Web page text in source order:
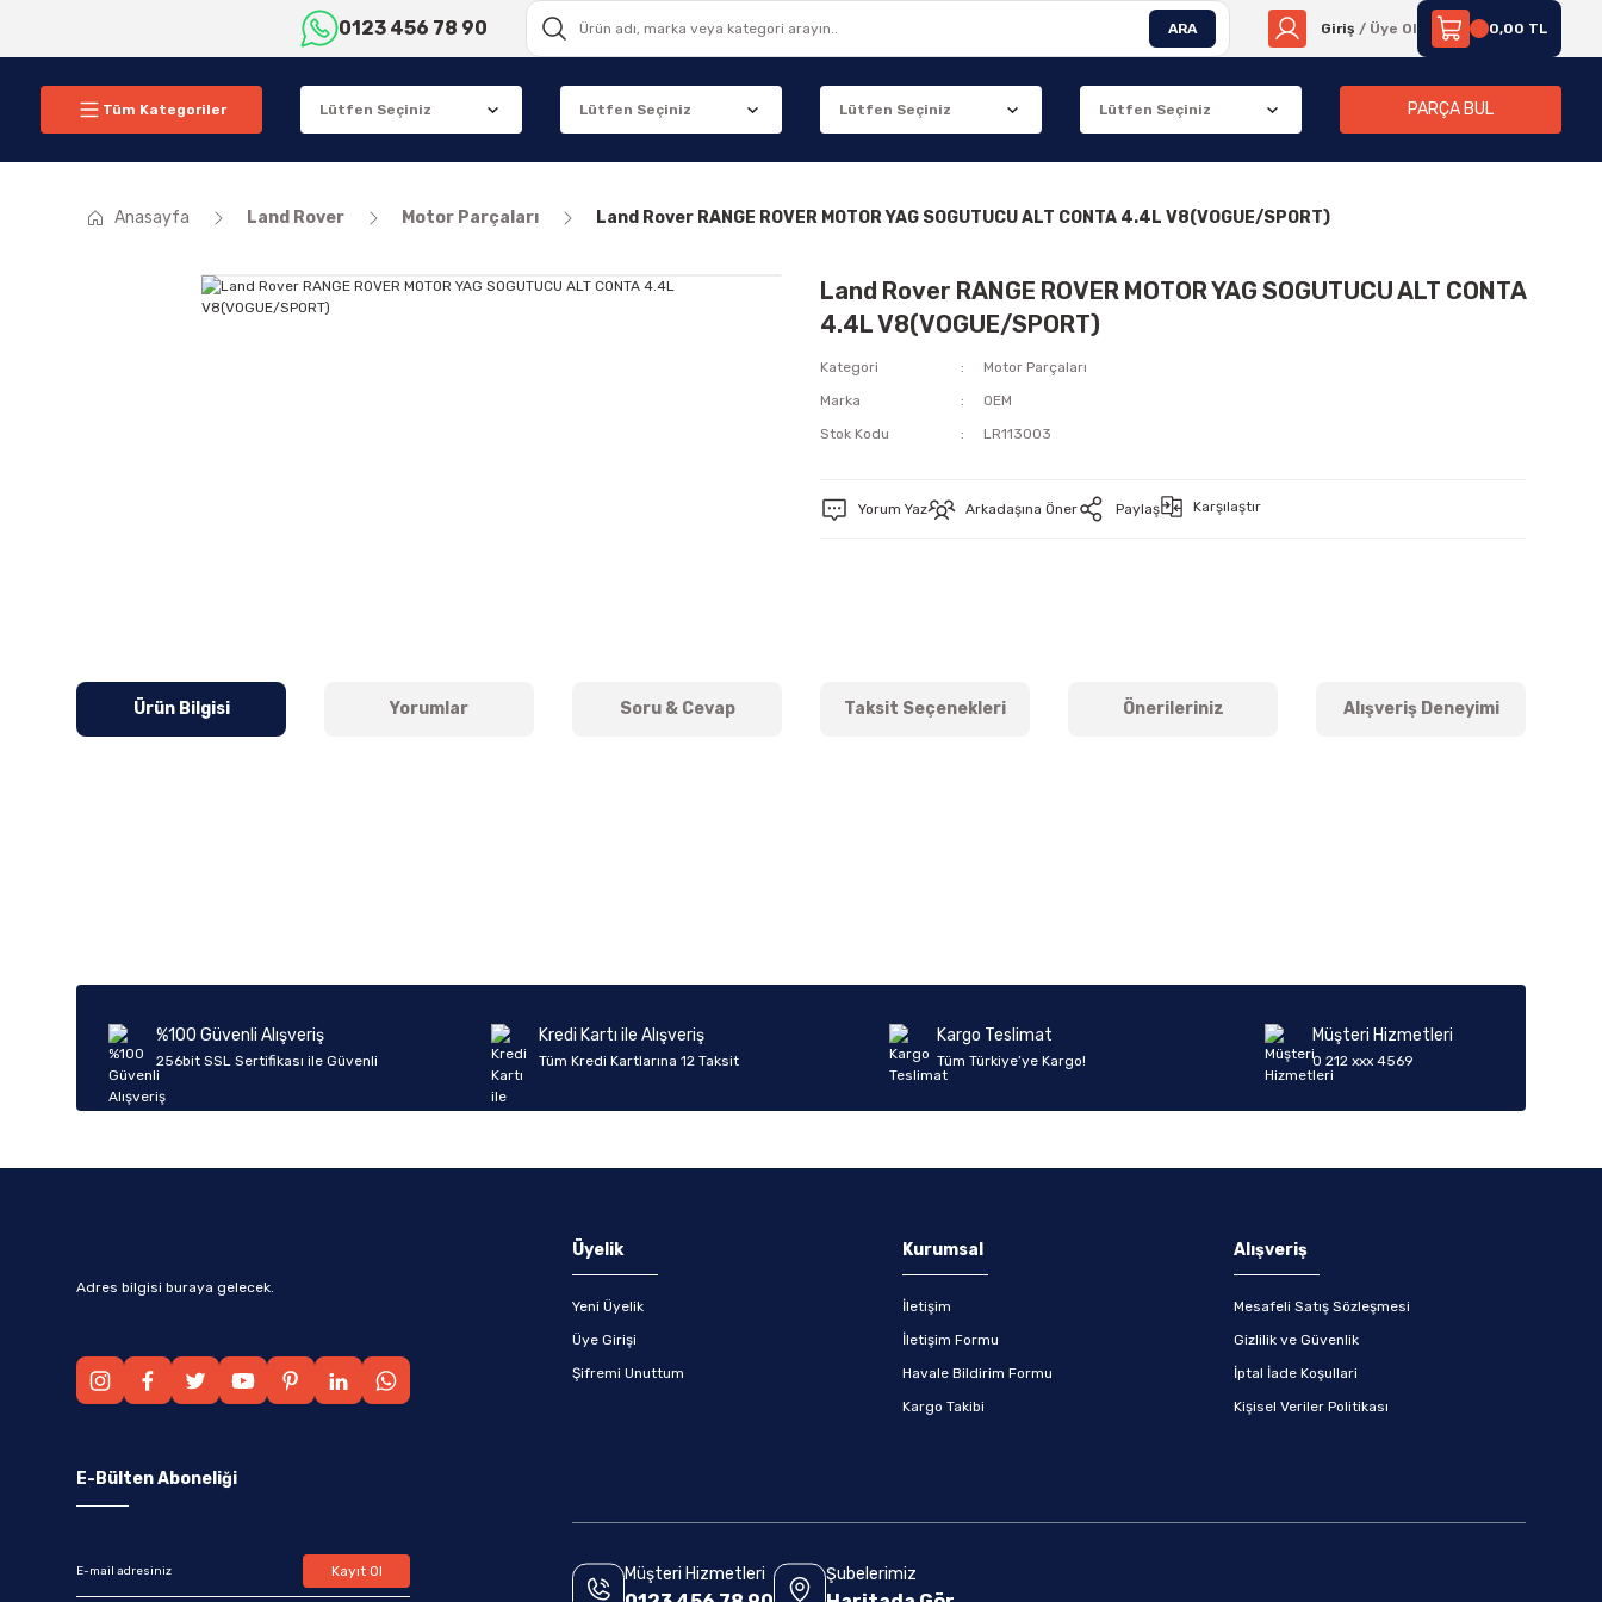
0123 456 78 90 ARA Giriş / Üye Ol 0,00 TL
Tüm Kategoriler PARÇA BUL
Anasayfa Land Rover Motor Parçaları Land Rover RANGE ROVER MOTOR YAG SOGUTUCU ALT CONTA 4.4L V8(VOGUE/SPORT)
Land Rover RANGE ROVER MOTOR YAG SOGUTUCU ALT CONTA
4.4L V8(VOGUE/SPORT)
Kategori
Motor Parçaları
Marka
OEM
Stok Kodu
LR113003
Yorum Yaz Arkadaşına Öner Paylaş Karşılaştır
Ürün Bilgisi Yorumlar Soru & Cevap Taksit Seçenekleri Önerileriniz Alışveriş Deneyimi
Ürün fiyatı diğer sitelerden daha pahalı.
Bu ürüne benzer farklı alternatifler olmalı.
%100 Güvenli Alışveriş
256bit SSL Sertifikası ile Güvenli
Kredi Kartı ile Alışveriş
Tüm Kredi Kartlarına 12 Taksit
Kargo Teslimat
Tüm Türkiye’ye Kargo!
Müşteri Hizmetleri
0 212 xxx 4569
Adres bilgisi buraya gelecek.
Üyelik
Yeni Üyelik
Üye Girişi
Şifremi Unuttum
Kurumsal
İletişim
İletişim Formu
Havale Bildirim Formu
Kargo Takibi
Alışveriş
Mesafeli Satış Sözleşmesi
Gizlilik ve Güvenlik
İptal İade Koşullari
Kişisel Veriler Politikası
E-Bülten Aboneliği
Kayıt Ol Müşteri Hizmetleri Şubelerimiz